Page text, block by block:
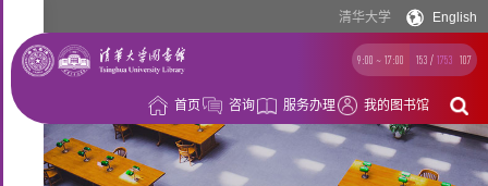
清华大学 English
9:00 ~ 17:00 153 / 1753 107
首页 咨询 服务办理 我的图书馆
借